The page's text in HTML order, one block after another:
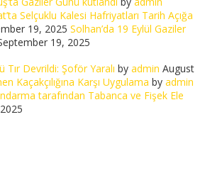
Selçuklu Kalesi Hafriyatları Tarih Açığa
19, 2025 Solhan’da 19 Eylül Gaziler
19, 2025
Tır Devrildi: Şoför Yaralı by admin August
Kaçakçılığına Karşı Uygulama by admin
tarafından Tabanca ve Fişek Ele